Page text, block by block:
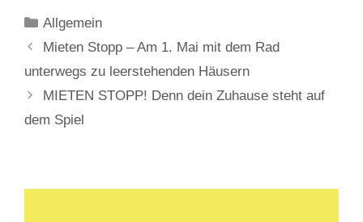
Kategorien
Allgemein
Mieten Stopp – Am 1. Mai mit dem Rad
unterwegs zu leerstehenden Häusern
MIETEN STOPP! Denn dein Zuhause steht auf
dem Spiel